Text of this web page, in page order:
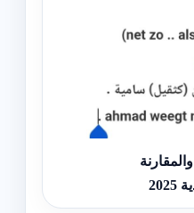
امثلة عن التطابق vergelijking والمقارنة